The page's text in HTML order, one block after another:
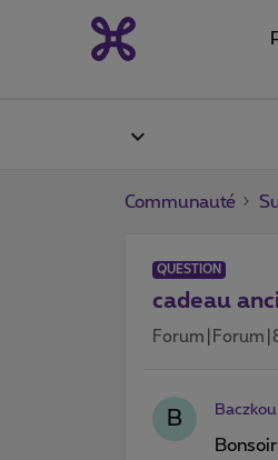
Communauté
QUESTION
cadeau
B Baczkou